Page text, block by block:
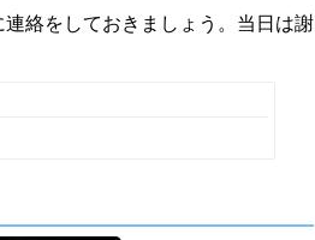
絡をしておきましょう。当日は謝